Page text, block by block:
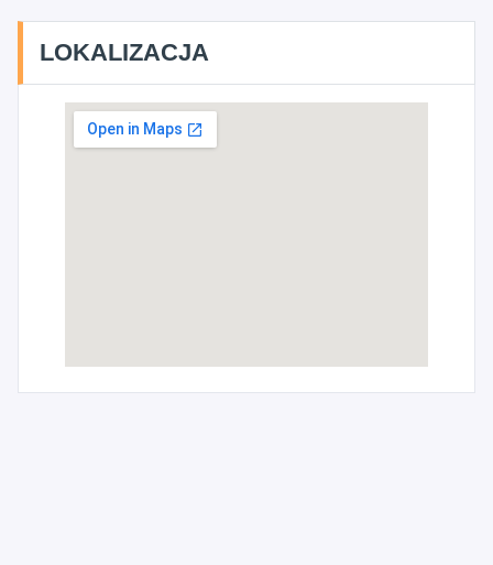
LOKALIZACJA